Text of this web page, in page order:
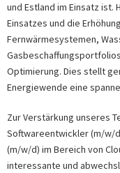
und Estland im Einsatz
Einsatzes und die
Fernwärmesystemen,
Optimierung. Dies stellt
Energiewende eine
Zur Verstärkung unseres
Softwareentwickler (m/w/
(m/w/d) im Bereich von
interessante und